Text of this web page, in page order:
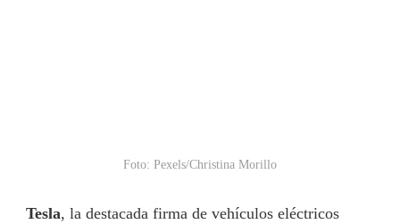
Foto: Pexels/Christina Morillo
Tesla, la destacada firma de vehículos eléctricos